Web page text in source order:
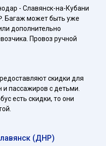
- Славянск-на-Кубани
Багаж может быть уже
дополнительно
Провоз ручной
скидки для
и пассажиров с детьми.
есть скидки, то они
(ДНР)